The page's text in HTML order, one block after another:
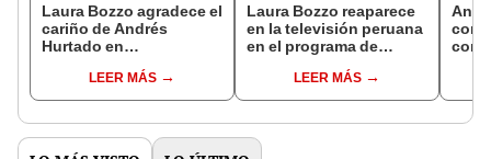
Laura Bozzo agradece el
cariño de Andrés
Hurtado en
siento como una reina”
LEER MÁS
Laura Bozzo reaparece
en la televisión peruana
en el programa de
LEER MÁS